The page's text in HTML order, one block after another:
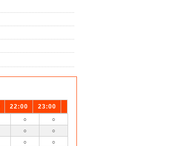
22:00
23:00
○
○
○
○
○
○